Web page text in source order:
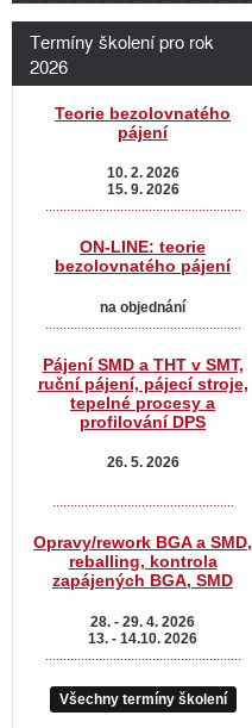
Termíny školení pro rok
2026
Teorie bezolovnatého
pájení
10. 2. 2026
15. 9. 2026
.......................................................
ON-LINE: teorie
bezolovnatého pájení
na objednání
Pájení SMD a THT v SMT,
ruční pájení, pájecí stroje,
tepelné procesy a
profilování DPS
26. 5. 2026
...................................................
Opravy/rework BGA a SMD,
reballing, kontrola
zapájených BGA, SMD
28. - 29. 4. 2026
13. - 14.10. 2026
Všechny termíny školení